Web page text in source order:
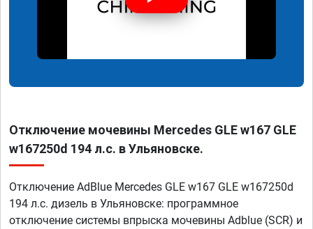
Отключение мочевины Mercedes GLE w167 GLE
w167250d 194 л.с. в Ульяновске.
Отключение AdBlue Mercedes GLE w167 GLE w167250d
194 л.с. дизель в Ульяновске: программное
отключение системы впрыска мочевины Adblue (SCR) и